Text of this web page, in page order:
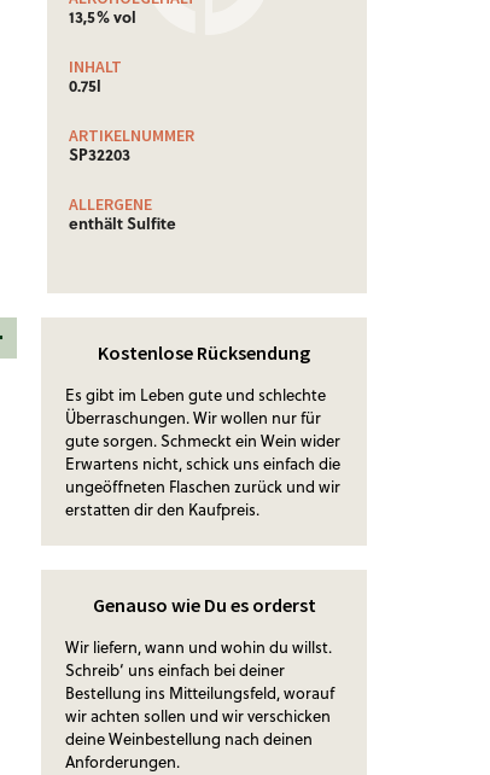
13,5% vol
INHALT
0.75l
ARTIKELNUMMER
SP32203
ALLERGENE
enthält Sulfite
Kostenlose Rücksendung
Es gibt im Leben gute und schlechte
Überraschungen. Wir wollen nur für
gute sorgen. Schmeckt ein Wein wider
Erwartens nicht, schick uns einfach die
ungeöffneten Flaschen zurück und wir
erstatten dir den Kaufpreis.
Genauso wie Du es orderst
Wir liefern, wann und wohin du willst.
Schreib‘ uns einfach bei deiner
Bestellung ins Mitteilungsfeld, worauf
wir achten sollen und wir verschicken
deine Weinbestellung nach deinen
Anforderungen.